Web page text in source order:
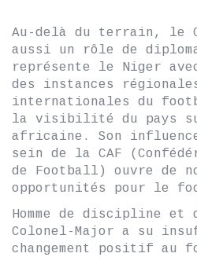
Au-delà du terrain, le
aussi un rôle de
représente le Niger
des instances
internationales du
la visibilité du pays
africaine. Son
sein de la CAF
de Football) ouvre de
opportunités pour le
Homme de discipline et
Colonel-Major a su
changement positif au